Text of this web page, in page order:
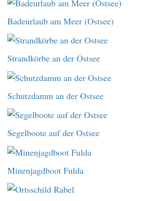
Badeurlaub am Meer (Ostsee)
Strandkörbe an der Ostsee
Schutzdamm an der Ostsee
Segelboote auf der Ostsee
Minenjagdboot Fulda